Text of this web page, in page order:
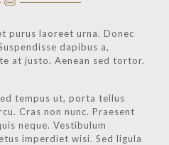
purus laoreet urna. Donec
dapibus a,
at justo. Aenean sed tortor.
tempus ut, porta tellus
Cras non nunc. Praesent
neque. Vestibulum
imperdiet wisi. Sed ligula